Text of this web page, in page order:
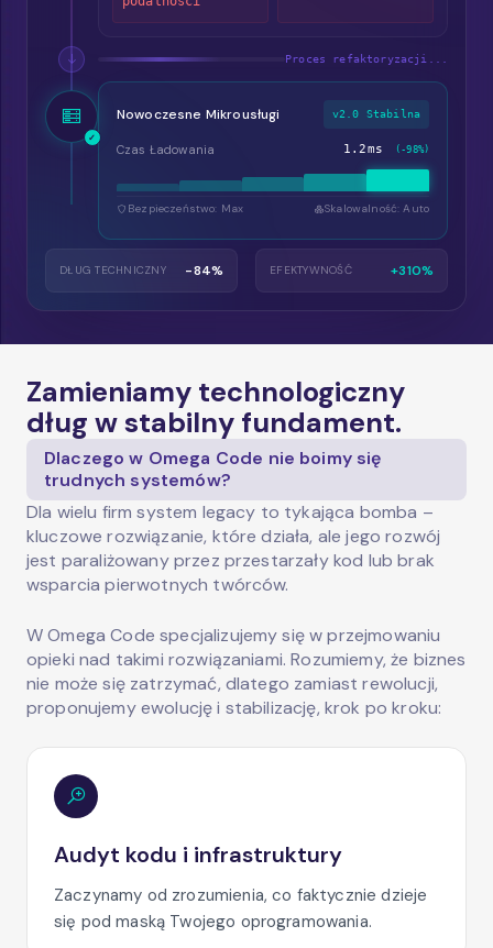
Proces refaktoryzacji...
✓
Nowoczesne Mikrousługi v2.0 Stabilna
Czas Ładowania 1.2ms (-98%)
Bezpieczeństwo: Max Skalowalność: Auto
DŁUG TECHNICZNY -84% EFEKTYWNOŚĆ +310%
Zamieniamy technologiczny
dług w stabilny fundament.
Dlaczego w Omega Code nie boimy się
trudnych systemów?
Dla wielu firm system legacy to tykająca bomba –
kluczowe rozwiązanie, które działa, ale jego rozwój
jest paraliżowany przez przestarzały kod lub brak
wsparcia pierwotnych twórców.
W Omega Code specjalizujemy się w przejmowaniu
opieki nad takimi rozwiązaniami. Rozumiemy, że biznes
nie może się zatrzymać, dlatego zamiast rewolucji,
proponujemy ewolucję i stabilizację, krok po kroku:
Audyt kodu i infrastruktury
Zaczynamy od zrozumienia, co faktycznie dzieje
się pod maską Twojego oprogramowania.